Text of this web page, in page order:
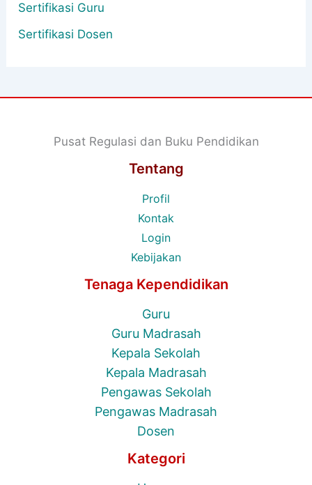
Sertifikasi Guru
Sertifikasi Dosen
Pusat Regulasi dan Buku Pendidikan
Tentang
Profil
Kontak
Login
Kebijakan
Tenaga Kependidikan
Guru
Guru Madrasah
Kepala Sekolah
Kepala Madrasah
Pengawas Sekolah
Pengawas Madrasah
Dosen
Kategori